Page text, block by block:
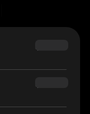
$69.90
$54.90